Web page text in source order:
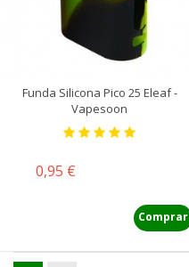
Funda Silicona Pico 25 Eleaf -
Vapesoon
Precio
0,95 €
Comprar